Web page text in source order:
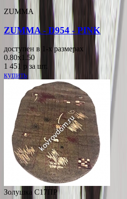
ZUMMA
ZUMMA - D954 - PINK
доступен в 1-x размерах
0.80x1.50
1 451 p за шт.
купить
Золушка С17ПР